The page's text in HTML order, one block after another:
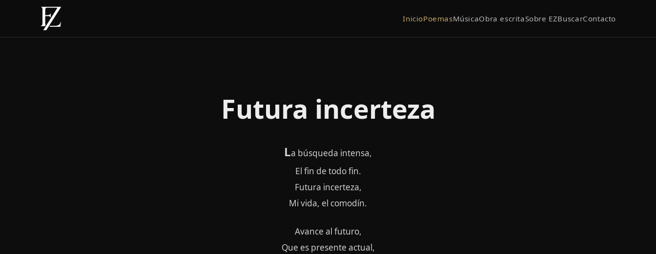
InicioPoemasMúsicaObra escritaSobre EZBuscarContacto
Futura incerteza
La búsqueda intensa,
El fin de todo fin.
Futura incerteza,
Mi vida, el comodín.
Avance al futuro,
Que es presente actual,